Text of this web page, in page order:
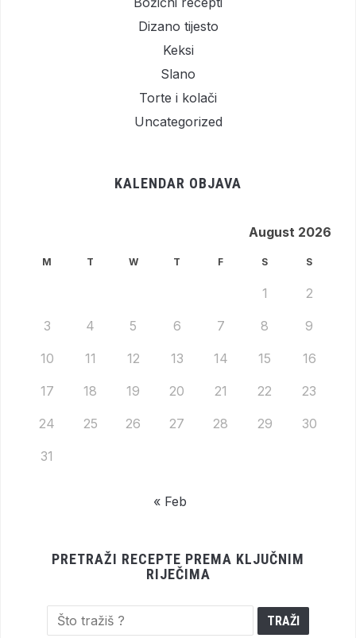
Dizano tijesto
Keksi
Slano
Torte i kolači
Uncategorized
KALENDAR OBJAVA
August 2026
M T W T F S S
1 2
3 4 5 6 7 8 9
10 11 12 13 14 15 16
17 18 19 20 21 22 23
24 25 26 27 28 29 30
31
« Feb
PRETRAŽI RECEPTE PREMA KLJUČNIM
RIJEČIMA